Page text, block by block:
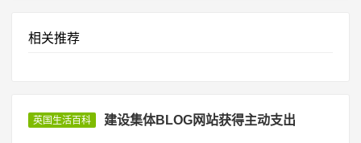
相关推荐
英国生活百科 建设集体BLOG网站获得主动支出